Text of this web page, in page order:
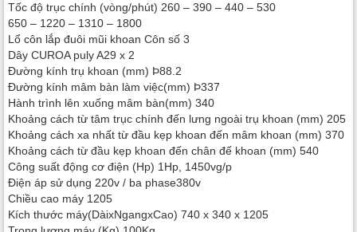
Tốc độ trục chính (vòng/phút) 260 – 390 – 440 – 530
650 – 1220 – 1310 – 1800
Lổ côn lắp đuôi mũi khoan Côn số 3
Dây CUROA puly A29 x 2
Đường kính trụ khoan (mm) Þ88.2
Đường kính mâm bàn làm việc(mm) Þ337
Hành trình lên xuống mâm bàn(mm) 340
Khoảng cách từ tâm trục chính đến lưng ngoài trụ khoan (mm) 205
Khoảng cách xa nhất từ đầu kẹp khoan đến mâm khoan (mm) 370
Khoảng cách từ đầu kẹp khoan đến chân đế khoan (mm) 540
Công suất động cơ điện (Hp) 1Hp, 1450vg/p
Điện áp sử dụng 220v / ba phase380v
Chiều cao máy 1205
Kích thước máy(DàixNgangxCao) 740 x 340 x 1205